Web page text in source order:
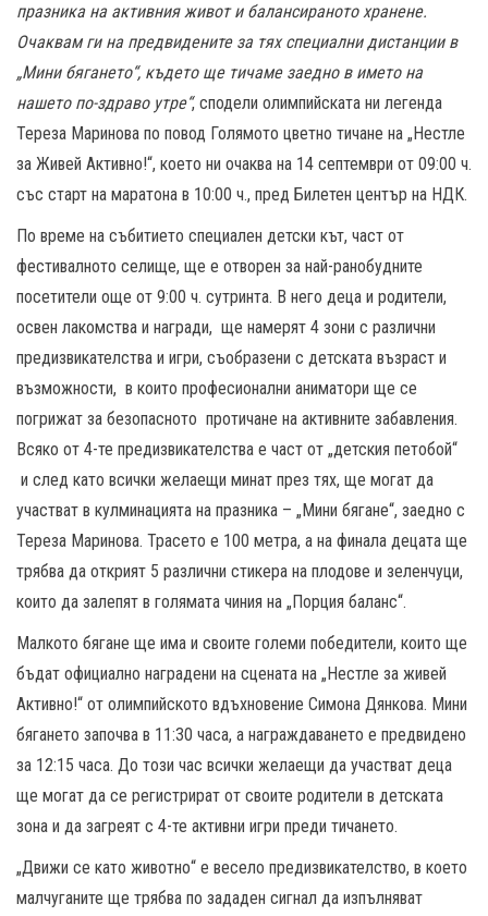
празника на активния живот и балансираното хранене.
Очаквам ги на предвидените за тях специални дистанции в
„Мини бягането“, където ще тичаме заедно в името на
нашето по-здраво утре“, сподели олимпийската ни легенда
Тереза Маринова по повод Голямото цветно тичане на „Нестле
за Живей Активно!“, което ни очаква на 14 септември от 09:00 ч.
със старт на маратона в 10:00 ч., пред Билетен център на НДК.
По време на събитието специален детски кът, част от
фестивалното селище, ще е отворен за най-ранобудните
посетители още от 9:00 ч. сутринта. В него деца и родители,
освен лакомства и награди, ще намерят 4 зони с различни
предизвикателства и игри, съобразени с детската възраст и
възможности, в които професионални аниматори ще се
погрижат за безопасното протичане на активните забавления.
Всяко от 4-те предизвикателства е част от „детския петобой“
и след като всички желаещи минат през тях, ще могат да
участват в кулминацията на празника – „Мини бягане“, заедно с
Тереза Маринова. Трасето е 100 метра, а на финала децата ще
трябва да открият 5 различни стикера на плодове и зеленчуци,
които да залепят в голямата чиния на „Порция баланс“.
Малкото бягане ще има и своите големи победители, които ще
бъдат официално наградени на сцената на „Нестле за живей
Активно!“ от олимпийското вдъхновение Симона Дянкова. Мини
бягането започва в 11:30 часа, а награждаването е предвидено
за 12:15 часа. До този час всички желаещи да участват деца
ще могат да се регистрират от своите родители в детската
зона и да загреят с 4-те активни игри преди тичането.
„Движи се като животно“ е весело предизвикателство, в което
малчуганите ще трябва по зададен сигнал да изпълняват